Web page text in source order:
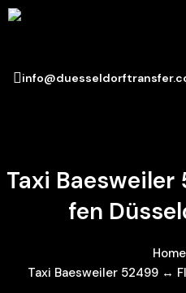
Taxi
Fen
Home
Taxi Baesweiler 52499 ↔